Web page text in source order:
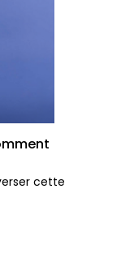
cette